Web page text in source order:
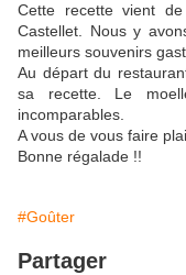
Cette recette vient
Castellet. Nous y
meilleurs souvenirs
Au départ du
sa recette. Le
incomparables.
A vous de vous faire
Bonne régalade !!
#Goûter
Partager